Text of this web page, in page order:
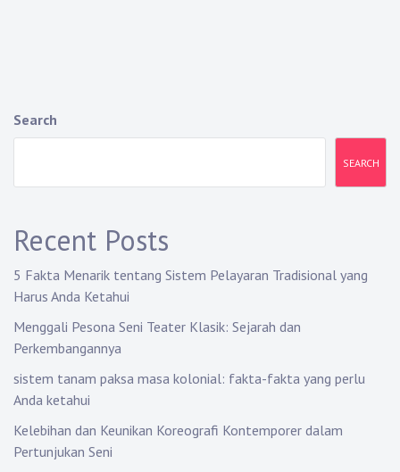
Search
SEARCH
Recent Posts
5 Fakta Menarik tentang Sistem Pelayaran Tradisional yang
Harus Anda Ketahui
Menggali Pesona Seni Teater Klasik: Sejarah dan
Perkembangannya
sistem tanam paksa masa kolonial: fakta-fakta yang perlu
Anda ketahui
Kelebihan dan Keunikan Koreografi Kontemporer dalam
Pertunjukan Seni